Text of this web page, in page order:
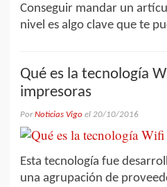
Conseguir mandar un
nivel es algo clave que te
Qué es la tecnología
impresoras
PorNoticias Vigo el 20/10/2016
Esta tecnología fue
una agrupación de